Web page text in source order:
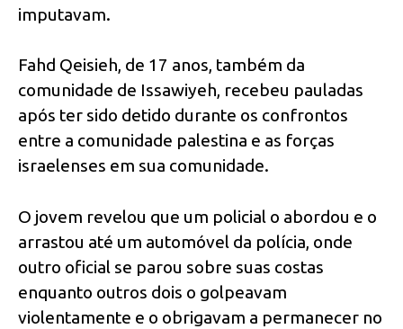
imputavam.
Fahd Qeisieh, de 17 anos, também da
comunidade de Issawiyeh, recebeu pauladas
após ter sido detido durante os confrontos
entre a comunidade palestina e as forças
israelenses em sua comunidade.
O jovem revelou que um policial o abordou e o
arrastou até um automóvel da polícia, onde
outro oficial se parou sobre suas costas
enquanto outros dois o golpeavam
violentamente e o obrigavam a permanecer no